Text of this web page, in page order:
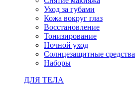
Уход за губами
Кожа вокруг глаз
Восстановление
Тонизирование
Ночной уход
Солнцезащитные средства
Наборы
ДЛЯ ТЕЛА